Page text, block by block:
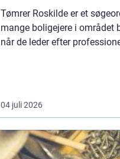
Tømrer Roskilde er et
mange boligejere i området
når de leder efter
04 juli 2026